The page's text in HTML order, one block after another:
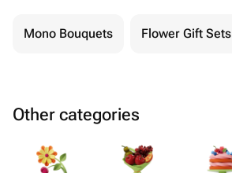
Mono Bouquets Flower Gift Sets
Other categories